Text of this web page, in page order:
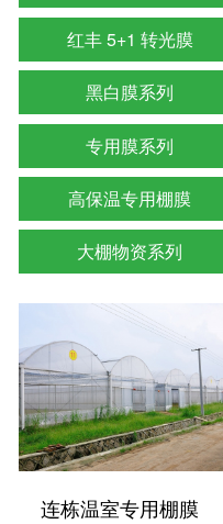
红丰 5+1 转光膜
黑白膜系列
专用膜系列
高保温专用棚膜
大棚物资系列
连栋温室专用棚膜